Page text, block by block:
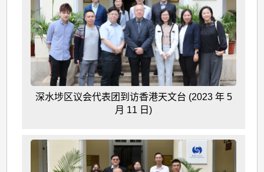
深水埗区议会代表团到访香港天文台 (2023 年 5
月 11 日)